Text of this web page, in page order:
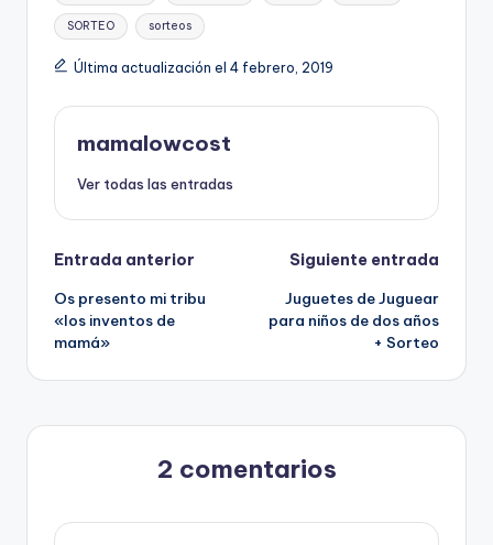
SORTEO sorteos
Última actualización el 4 febrero, 2019
mamalowcost
Ver todas las entradas
Navegación
de
entradas
Entrada anterior
Os presento mi tribu
«los inventos de
mamá»
Siguiente entrada
Juguetes de Juguear
para niños de dos años
+ Sorteo
2 comentarios